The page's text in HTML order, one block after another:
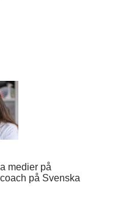
medier på
på Svenska